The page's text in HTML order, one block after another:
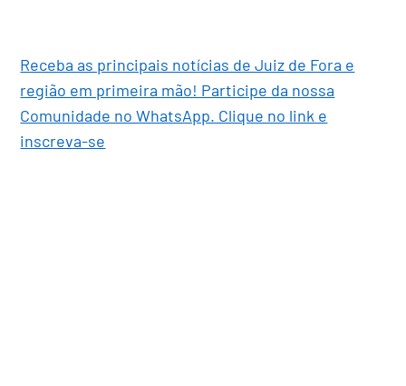
Receba as principais notícias de Juiz de Fora e
região em primeira mão! Participe da nossa
Comunidade no WhatsApp. Clique no link e
inscreva-se